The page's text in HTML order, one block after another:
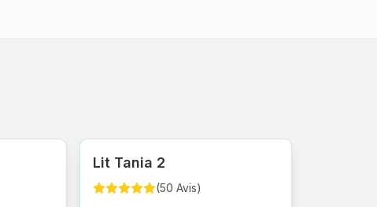
Lit Tania 2
(50 Avis)